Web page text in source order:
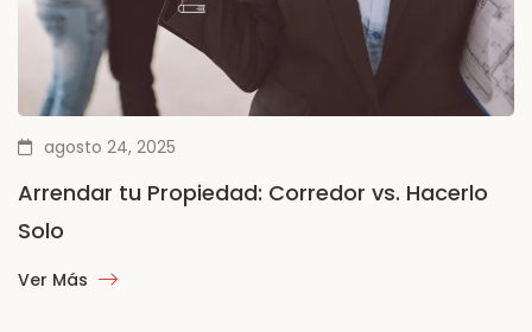
agosto 24, 2025
Arrendar tu Propiedad: Corredor vs. Hacerlo
Solo
Ver Más